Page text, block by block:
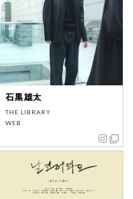
石黒雄太
THE LIBRARY
WEB